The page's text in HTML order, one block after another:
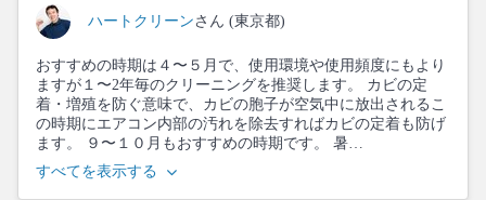
ハートクリーン さん (東京都)
おすすめの時期は４〜５月で、使用環境や使用頻度にもより
ますが１〜2年毎のクリーニングを推奨します。 カビの定
着・増殖を防ぐ意味で、カビの胞子が空気中に放出されるこ
の時期にエアコン内部の汚れを除去すればカビの定着も防げ
ます。 ９〜１０月もおすすめの時期です。 暑…
すべてを表示する